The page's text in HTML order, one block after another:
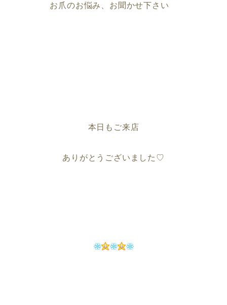
お爪のお悩み、お聞かせ下さい
本日もご来店
ありがとうございました♡